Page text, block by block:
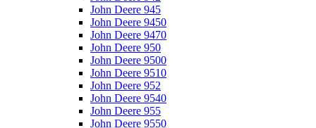
John Deere 945
John Deere 9450
John Deere 9470
John Deere 950
John Deere 9500
John Deere 9510
John Deere 952
John Deere 9540
John Deere 955
John Deere 9550